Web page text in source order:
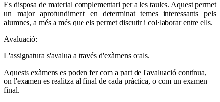
Es disposa de material complementari per a les taules. Aquest permet
un major aprofundiment en determinat temes interessants pels
alumnes, a més a més que els permet discutir i col·laborar entre ells.
Avaluació:
L'assignatura s'avalua a través d'exàmens orals.
Aquests exàmens es poden fer com a part de l'avaluació contínua,
on l'examen es realitza al final de cada pràctica, o com un examen
final.